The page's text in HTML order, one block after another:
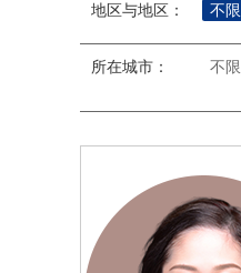
地区与地区： 不限
所在城市： 不限